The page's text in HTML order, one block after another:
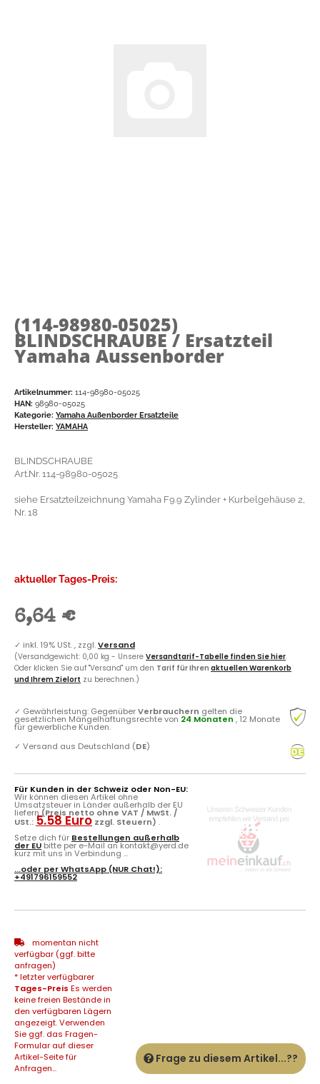
(114-98980-05025)
BLINDSCHRAUBE / Ersatzteil
Yamaha Aussenborder
Artikelnummer: 114-98980-05025
HAN: 98980-05025
Kategorie: Yamaha Außenborder Ersatzteile
Hersteller: YAMAHA
BLINDSCHRAUBE
Art.Nr. 114-98980-05025
siehe Ersatzteilzeichnung Yamaha F9.9 Zylinder + Kurbelgehäuse 2,
Nr. 18
aktueller Tages-Preis:
6,64 €
✓ inkl. 19% USt. , zzgl.Versand
(Versandgewicht: 0,00 kg - Unsere Versandtarif-Tabelle finden Sie hier.
Oder klicken Sie auf "Versand" um den Tarif für Ihren aktuellen Warenkorb
und Ihrem Zielort zu berechnen.)
✓ Gewährleistung: GegenüberVerbrauchern gelten die
gesetzlichen Mängelhaftungsrechte von 24 Monaten , 12 Monate
für gewerbliche Kunden.
✓ Versand aus Deutschland (DE)
Für Kunden in der Schweiz oder Non-EU:
Wir können diesen Artikel ohne
Umsatzsteuer in Länder außerhalb der EU
liefern (Preis netto ohne VAT / MwSt. /
USt.: 5.58 Euro zzgl. Steuern) .
Setze dich für Bestellungen außerhalb
der EU bitte per e-Mail an kontakt@yerd.de
kurz mit uns in Verbindung ...
...oder perWhatsApp (NUR Chat!):
+491796159552
momentan nicht
verfügbar (ggf. bitte
anfragen)
* letzter verfügbarer
Tages-Preis Es werden
keine freien Bestände in
den verfügbaren Lägern
angezeigt. Verwenden
Sie ggf. das Fragen-
Formular auf dieser
Artikel-Seite für
Anfragen...
Frage zu diesem Artikel...??